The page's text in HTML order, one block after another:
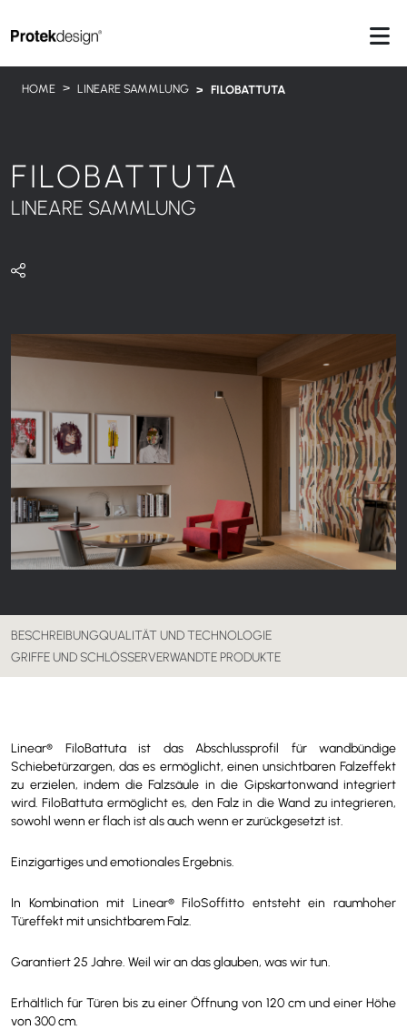
HOME LINEARE SAMMLUNG FILOBATTUTA
FILOBATTUTA
LINEARE SAMMLUNG
BESCHREIBUNGQUALITÄT UND TECHNOLOGIE
GRIFFE UND SCHLÖSSERVERWANDTE PRODUKTE
Linear® FiloBattuta ist das Abschlussprofil für wandbündige
Schiebetürzargen, das es ermöglicht, einen unsichtbaren Falzeffekt
zu erzielen, indem die Falzsäule in die Gipskartonwand integriert
wird. FiloBattuta ermöglicht es, den Falz in die Wand zu integrieren,
sowohl wenn er flach ist als auch wenn er zurückgesetzt ist.
Einzigartiges und emotionales Ergebnis.
In Kombination mit Linear® FiloSoffitto entsteht ein raumhoher
Türeffekt mit unsichtbarem Falz.
Garantiert 25 Jahre. Weil wir an das glauben, was wir tun.
Erhältlich für Türen bis zu einer Öffnung von 120 cm und einer Höhe
von 300 cm.